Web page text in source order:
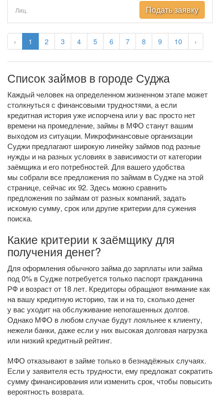
‹ 1 2 3 4 5 6 7 8 9 10 ›
Лиц. Подать заявку
Список займов в городе Суджа
Каждый человек на определенном жизненном этапе может
столкнуться с финансовыми трудностями, а если
кредитная история уже испорчена или у вас просто нет
времени на промедление, займы в МФО станут вашим
выходом из ситуации. Микрофинансовые организации
Суджи предлагают широкую линейку займов под разные
нужды и на разных условиях в зависимости от категории
заёмщика и его потребностей. Для вашего удобства
мы собрали все предложения по займам в Судже на этой
странице, сейчас их 92. Здесь можно сравнить
предложения по займам от разных компаний, задать
искомую сумму, срок или другие критерии для сужения
поиска.
Какие критерии к заёмщику для
получения денег?
Для оформления обычного займа до зарплаты или займа
под 0% в Судже потребуется только паспорт гражданина
РФ и возраст от 18 лет. Кредиторы обращают внимание как
на вашу кредитную историю, так и на то, сколько денег
у вас уходит на обслуживание непогашенных долгов.
Однако МФО в любом случае будут лояльнее к клиенту,
нежели банки, даже если у них высокая долговая нагрузка
или низкий кредитный рейтинг.
МФО отказывают в займе только в безнадёжных случаях.
Если у заявителя есть трудности, ему предложат сократить
сумму финансирования или изменить срок, чтобы повысить
вероятность возврата.